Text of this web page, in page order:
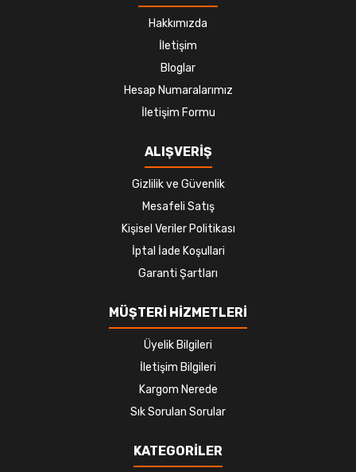
Hakkımızda
İletişim
Bloglar
Hesap Numaralarımız
İletişim Formu
ALIŞVERİŞ
Gizlilik ve Güvenlik
Mesafeli Satış
Kişisel Veriler Politikası
İptal İade Koşullari
Garanti Şartları
MÜŞTERİ HİZMETLERİ
Üyelik Bilgileri
İletişim Bilgileri
Kargom Nerede
Sık Sorulan Sorular
KATEGORİLER